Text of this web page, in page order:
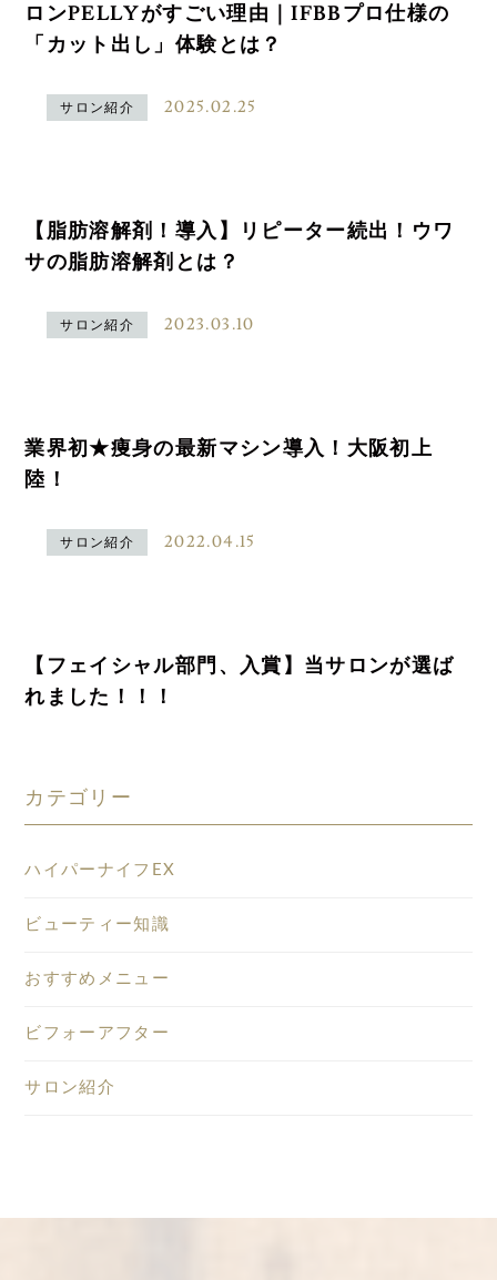
ロンPELLYがすごい理由｜IFBBプロ仕様の
「カット出し」体験とは？
サロン紹介 2025.02.25
【脂肪溶解剤！導入】リピーター続出！ウワ
サの脂肪溶解剤とは？
サロン紹介 2023.03.10
業界初★痩身の最新マシン導入！大阪初上
陸！
サロン紹介 2022.04.15
【フェイシャル部門、入賞】当サロンが選ば
れました！！！
カテゴリー
ハイパーナイフEX
ビューティー知識
おすすめメニュー
ビフォーアフター
サロン紹介